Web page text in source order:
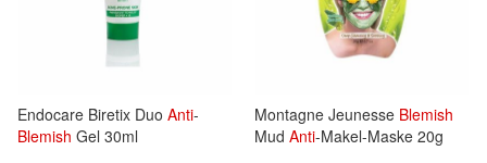
Endocare Biretix Duo Anti-
Blemish Gel 30ml
Montagne Jeunesse Blemish
Mud Anti-Makel-Maske 20g